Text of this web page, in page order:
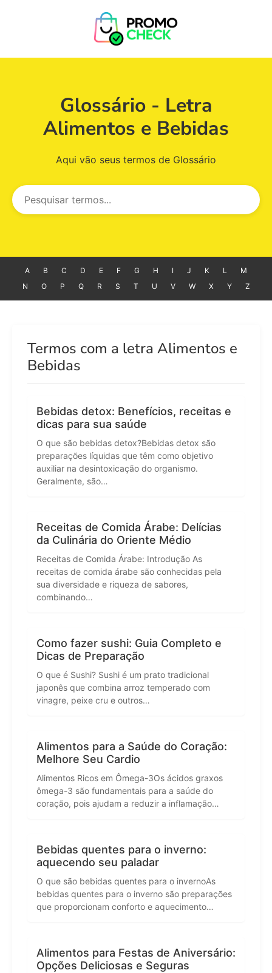
Glossário - Letra
Alimentos e Bebidas
Aqui vão seus termos de Glossário
A B C D E F G H I J K L
M
N
O P Q R S T U V W X Y Z
Termos com a letra Alimentos e
Bebidas
Bebidas detox: Benefícios, receitas e
dicas para sua saúde
O que são bebidas detox?Bebidas detox são
preparações líquidas que têm como objetivo
auxiliar na desintoxicação do organismo.
Geralmente, são…
Receitas de Comida Árabe: Delícias
da Culinária do Oriente Médio
Receitas de Comida Árabe: Introdução As
receitas de comida árabe são conhecidas pela
sua diversidade e riqueza de sabores,
combinando…
Como fazer sushi: Guia Completo e
Dicas de Preparação
O que é Sushi? Sushi é um prato tradicional
japonês que combina arroz temperado com
vinagre, peixe cru e outros…
Alimentos para a Saúde do Coração:
Melhore Seu Cardio
Alimentos Ricos em Ômega-3Os ácidos graxos
ômega-3 são fundamentais para a saúde do
coração, pois ajudam a reduzir a inflamação…
Bebidas quentes para o inverno:
aquecendo seu paladar
O que são bebidas quentes para o invernoAs
bebidas quentes para o inverno são preparações
que proporcionam conforto e aquecimento…
Alimentos para Festas de Aniversário:
Opções Deliciosas e Seguras